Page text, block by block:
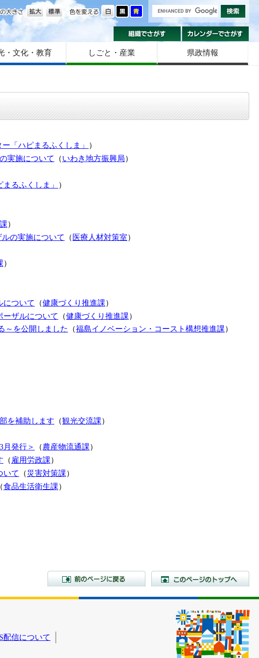
色を変える
文字の大きさ
組織でさがす
・文化・教育 しごと・産業 県政情報
「ハピまるふくしま」
）
実施について （いわき地方振興局）
るふくしま」
）
）
の実施について （ 医療人材対策室）
）
について （健康づくり推進課）
ーザルについて （健康づくり推進課）
～を公開しました （福島イノベーション・コースト構想推進課）
を補助します （観光交流課）
発行＞ （農産物流通課）
（ 雇用労政課）
いて （災害対策課）
（食品生活衛生課）
前のページに戻る
配信について